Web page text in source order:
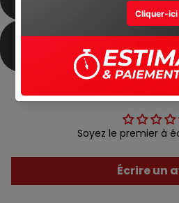
Avis
Soyez le premier à
Écrire un